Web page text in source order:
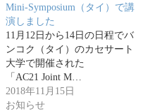
Mini-Symposium（タイ）で講
演しました
11月12日から14日の日程でバ
ンコク（タイ）のカセサート
大学で開催された
「AC21 Joint M…
2018年11月15日
お知らせ